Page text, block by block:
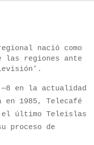
nació como
las regiones ante
—8 en la actualidad
1985, Telecafé
el último Teleislas
proceso de